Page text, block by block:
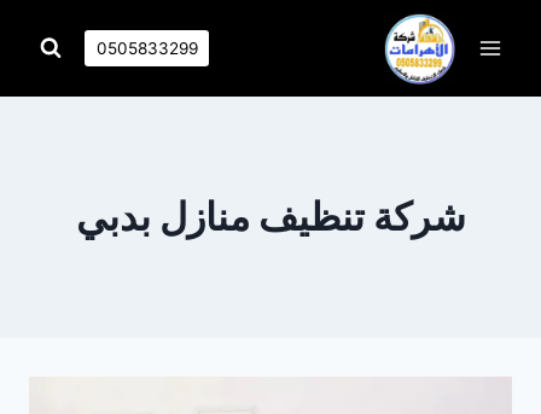
0505833299
شركة تنظيف منازل بدبي